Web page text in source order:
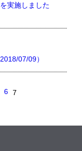
実施しました
07/09）
6 7